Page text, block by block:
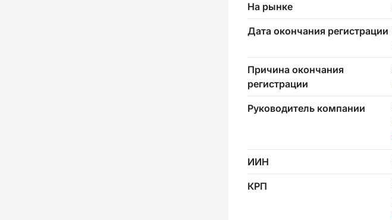
На рынке
Дата окончания регистрации
Причина окончания
регистрации
Руководитель компании
ИИН
КРП